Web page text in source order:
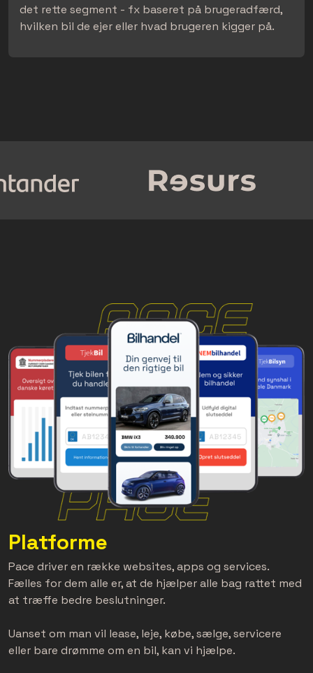
det rette segment - fx baseret på brugeradfærd,
hvilken bil de ejer eller hvad brugeren kigger på.
Platforme
Pace driver en række websites, apps og services.
Fælles for dem alle er, at de hjælper alle bag rattet med
at træffe bedre beslutninger.
Uanset om man vil lease, leje, købe, sælge, servicere
eller bare drømme om en bil, kan vi hjælpe.